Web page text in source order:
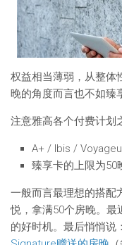
权益相当薄弱，从整体
晚的角度而言也不如臻
注意雅高各个付费计划
A+ / Ibis /
臻享卡的上限为50
一般而言最理想的搭配
悦，拿满50个房晚。最
的好时机。最后悄悄说